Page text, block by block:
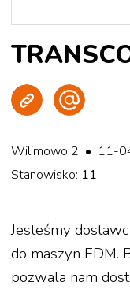
Wilimowo 2 • 11-
Stanowisko: 11
Jesteśmy
do maszyn EDM.
pozwala nam